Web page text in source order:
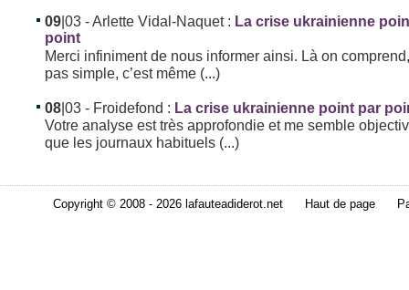
09|03 - Arlette Vidal-Naquet : La crise ukrainienne
point
Merci infiniment de nous informer ainsi. Là on
pas simple, c’est même (...)
08|03 - Froidefond : La crise ukrainienne point par
Votre analyse est très approfondie et me semble
que les journaux habituels (...)
Copyright © 2008 - 2026 lafauteadiderot.net Haut de page